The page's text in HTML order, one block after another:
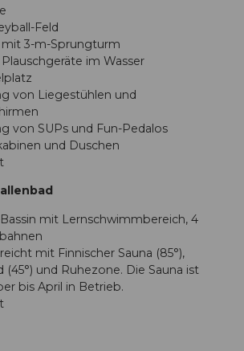
Feld
mit 3-m-Sprungturm
im Wasser
von Liegestühlen und
von SUPs und Fun-Pedalos
und Duschen
mit Lernschwimmbereich, 4
mit Finnischer Sauna (85°),
(45°) und Ruhezone. Die Sauna ist
bis April in Betrieb.